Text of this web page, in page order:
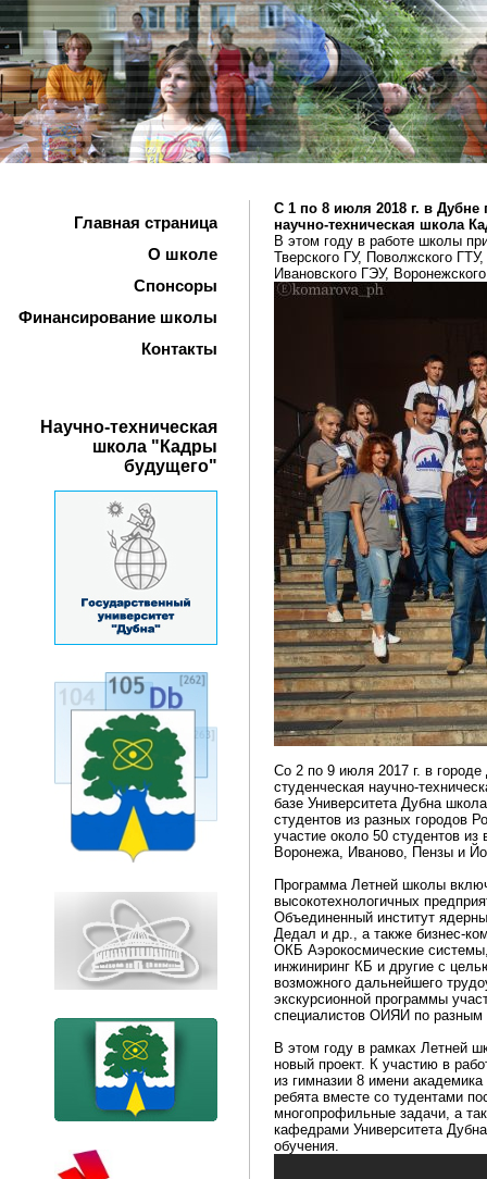
Главная страница
О школе
Спонсоры
Финансирование школы
Контакты
Научно-техническая
школа "Кадры
будущего"
С 1 по 8 июля 2018 г. в Дубне
научно-техническая школа
В этом году в работе школы
Тверского ГУ, Поволжского
Ивановского ГЭУ,
Со 2 по 9 июля 2017 г. в
студенческая научно-
базе Университета Дубна
студентов из разных городов
участие около 50 студентов
Воронежа, Иваново, Пензы и
Программа Летней школы
высокотехнологичных
Объединенный институт
Дедал и др., а также бизнес-
ОКБ Аэрокосмические
инжиниринг КБ и другие с
возможного дальнейшего
экскурсионной программы
специалистов ОИЯИ по разным
В этом году в рамках Летней
новый проект. К участию в
из гимназии 8 имени
ребята вместе со тудентами
многопрофильные задачи, а
кафедрами Университета
обучения.